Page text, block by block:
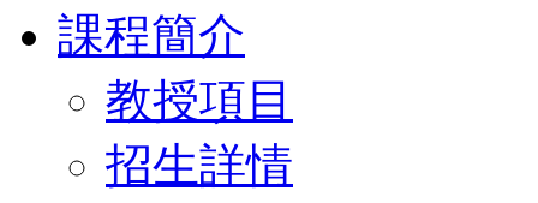
課程簡介
教授項目
招生詳情